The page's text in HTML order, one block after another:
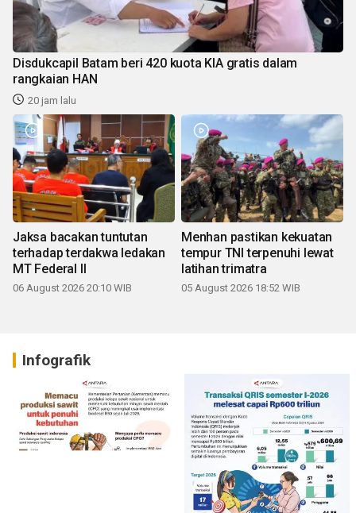
Disdukcapil Batam beri 420 kuota KIA gratis dalam
rangkaian HAN
20 jam lalu
Jaksa bacakan tuntutan
terhadap terdakwa ledakan
MT Federal II
06 August 2026 20:10 WIB
Menhan pastikan kekuatan
tempur TNI terpenuhi lewat
latihan trimatra
05 August 2026 18:52 WIB
Infografik